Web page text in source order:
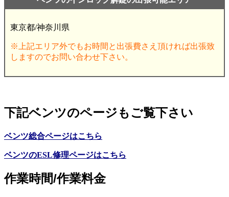
東京都/神奈川県
※上記エリア外でもお時間と出張費さえ頂ければ出張致
しますのでお問い合わせ下さい。
下記ベンツのページもご覧下さい
ベンツ総合ページはこちら
ベンツのESL修理ページはこちら
作業時間/作業料金